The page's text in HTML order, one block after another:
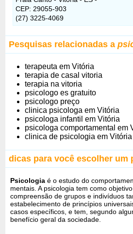
CEP: 29055-903
(27) 3225-4069
Pesquisas relacionadas a
terapeuta em Vitória
terapia de casal vitoria
terapia na vitoria
psicologo es gratuito
psicologo preço
clinica psicologa em Vitória
psicologa infantil em Vitória
psicologa comportamental em
clinica de psicologia em Vitória
dicas para você escolher um
Psicologia é o estudo do
mentais. A psicologia tem como
compreensão de grupos e indivíduos
estabelecimento de princípios
casos específicos, e tem, segundo
benefício geral da sociedade.